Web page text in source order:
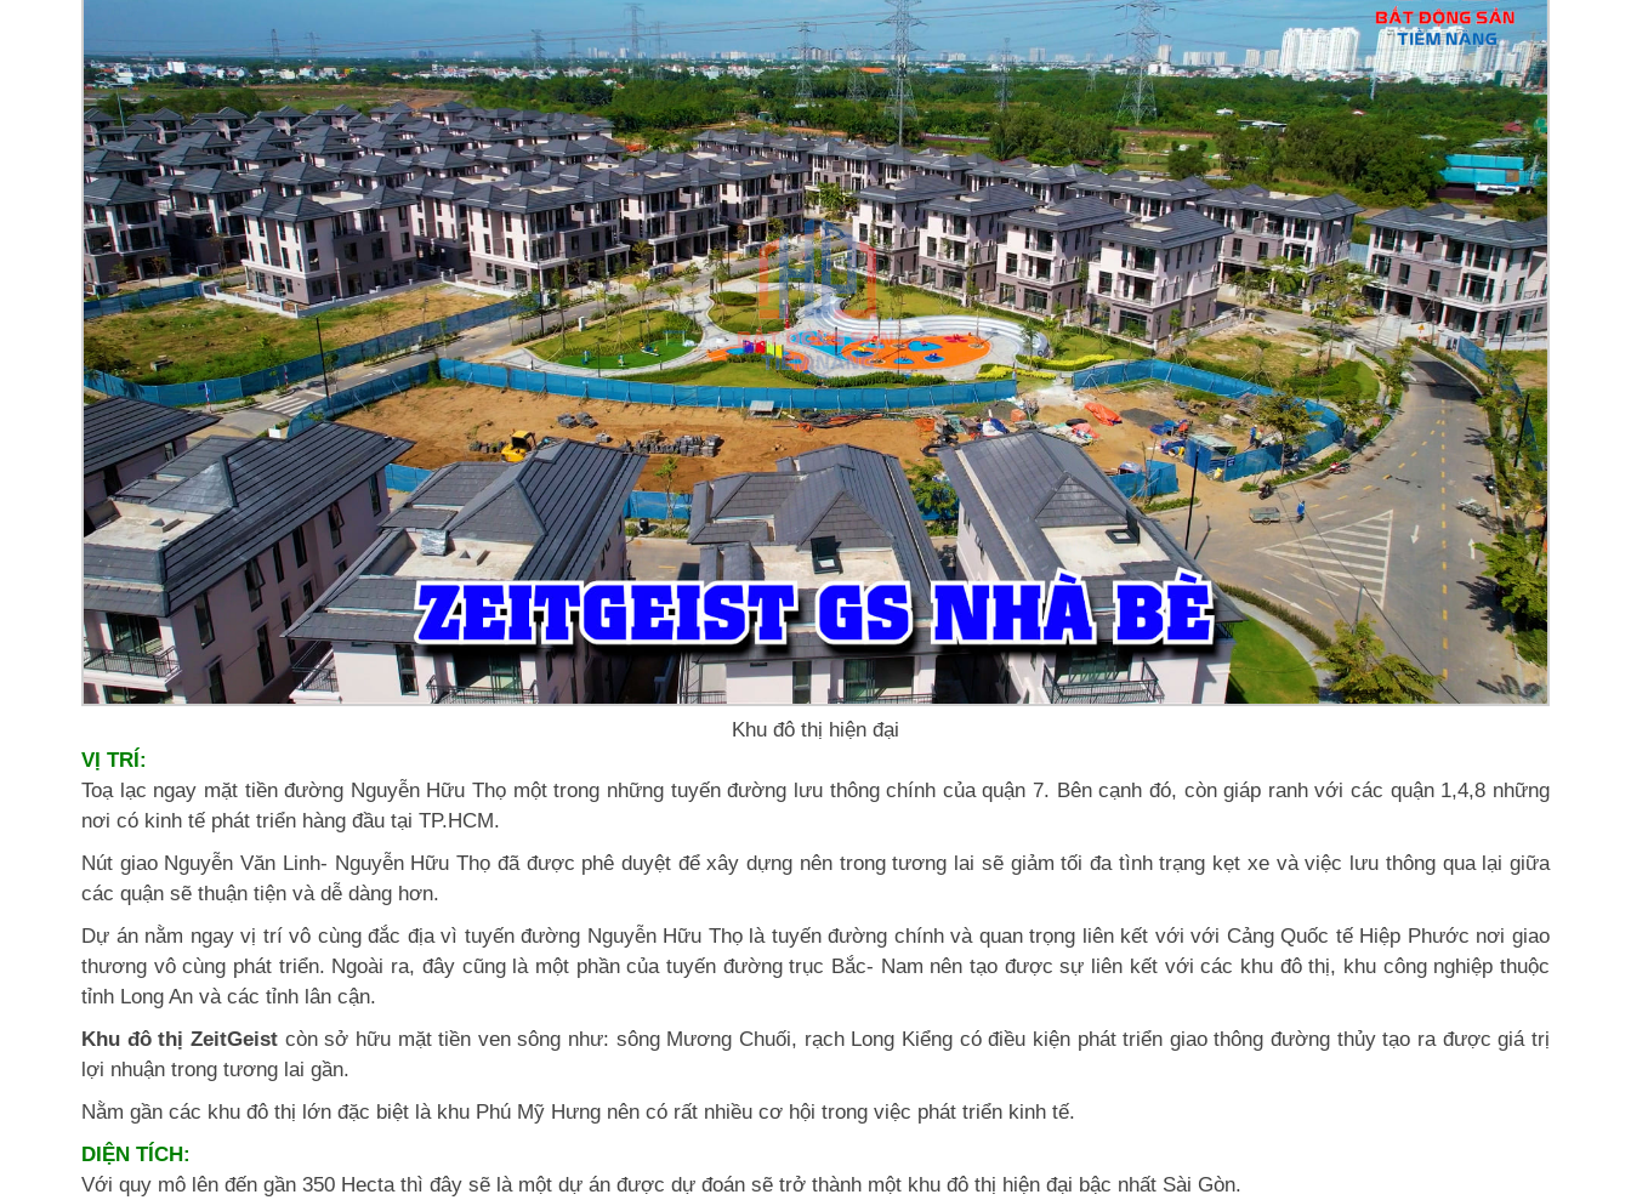
Khu đô thị hiện đại
VỊ TRÍ:
Toạ lạc ngay mặt tiền đường Nguyễn Hữu Thọ một trong những tuyến đường lưu thông chính của quận 7. Bên cạnh đó, còn giáp ranh với các quận 1,4,8 những
nơi có kinh tế phát triển hàng đầu tại TP.HCM.
Nút giao Nguyễn Văn Linh- Nguyễn Hữu Thọ đã được phê duyệt để xây dựng nên trong tương lai sẽ giảm tối đa tình trạng kẹt xe và việc lưu thông qua lại giữa
các quận sẽ thuận tiện và dễ dàng hơn.
Dự án nằm ngay vị trí vô cùng đắc địa vì tuyến đường Nguyễn Hữu Thọ là tuyến đường chính và quan trọng liên kết với với Cảng Quốc tế Hiệp Phước nơi giao
thương vô cùng phát triển. Ngoài ra, đây cũng là một phần của tuyến đường trục Bắc- Nam nên tạo được sự liên kết với các khu đô thị, khu công nghiệp thuộc
tỉnh Long An và các tỉnh lân cận.
Khu đô thị ZeitGeistcòn sở hữu mặt tiền ven sông như: sông Mương Chuối, rạch Long Kiểng có điều kiện phát triển giao thông đường thủy tạo ra được giá trị
lợi nhuận trong tương lai gần.
Nằm gần các khu đô thị lớn đặc biệt là khu Phú Mỹ Hưng nên có rất nhiều cơ hội trong việc phát triển kinh tế.
DIỆN TÍCH:
Với quy mô lên đến gần 350 Hecta thì đây sẽ là một dự án được dự đoán sẽ trở thành một khu đô thị hiện đại bậc nhất Sài Gòn.